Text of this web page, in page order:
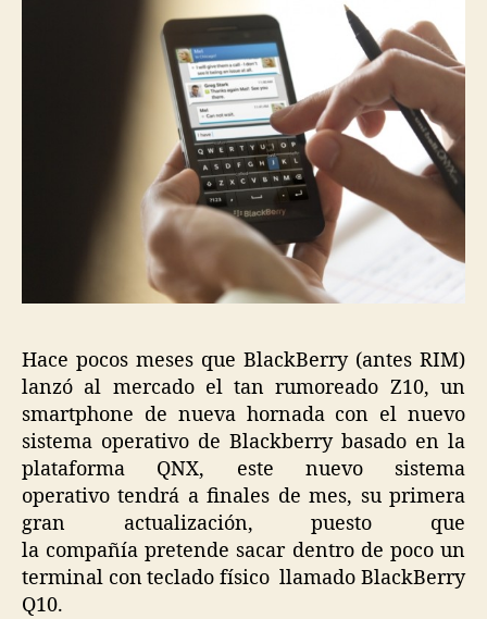
Hace pocos meses que BlackBerry (antes RIM)
lanzó al mercado el tan rumoreado Z10, un
smartphone de nueva hornada con el nuevo
sistema operativo de Blackberry basado en la
plataforma QNX, este nuevo sistema
operativo tendrá a finales de mes, su primera
gran actualización, puesto que
la compañía pretende sacar dentro de poco un
terminal con teclado físico llamado BlackBerry
Q10.